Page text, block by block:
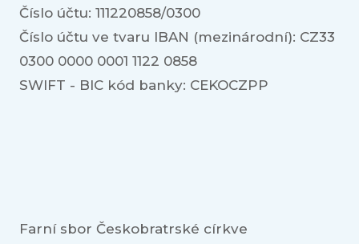
Číslo účtu: 111220858/0300
Číslo účtu ve tvaru IBAN (mezinárodní): CZ33
0300 0000 0001 1122 0858
SWIFT - BIC kód banky: CEKOCZPP
Farní sbor Českobratrské církve